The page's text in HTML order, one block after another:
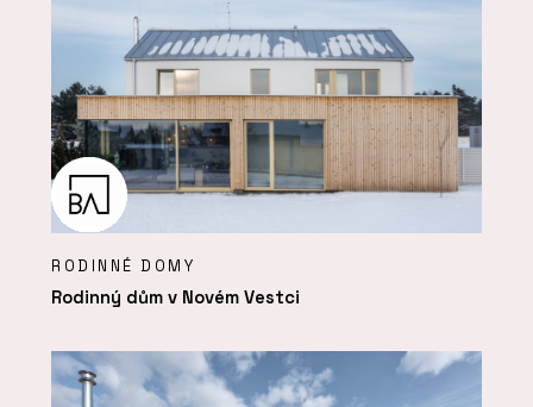
RODINNÉ DOMY
Rodinný dům v Novém Vestci